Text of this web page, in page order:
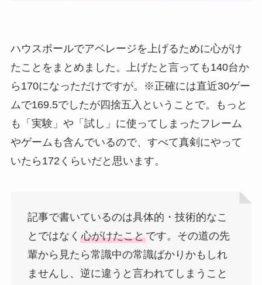
ハウスボールでアベレージを上げるために心がけ
たことをまとめました。上げたと言っても140台か
ら170になっただけですが。※正確には直近30ゲー
ムで169.5でしたが四捨五入ということで。もっと
も「実験」や「試し」に使ってしまったフレーム
やゲームも含んでいるので、すべて真剣にやって
いたら172くらいだと思います。
記事で書いているのは具体的・技術的なこ
とではなく 心がけたことです。その道の先
輩から見たら常識中の常識ばかりかもしれ
ませんし、逆に違うと言われてしまうこと